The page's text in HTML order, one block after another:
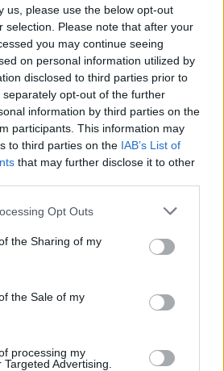
us, please use the below opt-out
selection. Please note that after your
you may continue seeing
on personal information utilized by
disclosed to third parties prior to
opt-out of the further
information by third parties on the
participants. This information may
to third parties on the IAB’s List of
that may further disclose it to other
Opt Outs
the Sharing of my
the Sale of my
processing my
Advertising.